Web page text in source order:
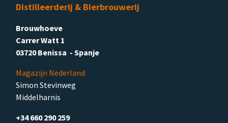
Distilleerderij & Bierbrouwerij
Brouwhoeve
Carrer Watt 1
03720 Benissa - Spanje
Magazijn Nederland
Simon Stevinweg
Middelharnis
+34 660 290 259